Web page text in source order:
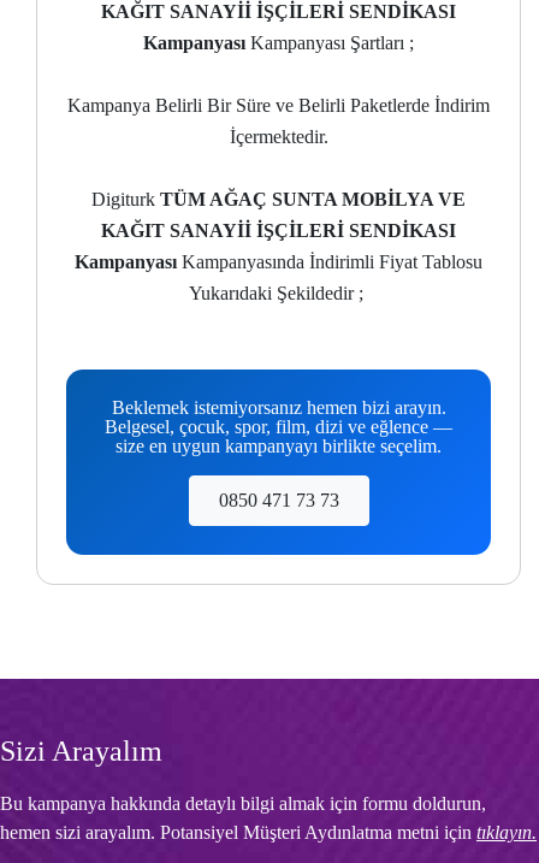
KAĞIT SANAYİİ İŞÇİLERİ SENDİKASI
Kampanyası Kampanyası Şartları ;
Kampanya Belirli Bir Süre ve Belirli Paketlerde İndirim
İçermektedir.
Digiturk TÜM AĞAÇ SUNTA MOBİLYA VE
KAĞIT SANAYİİ İŞÇİLERİ SENDİKASI
Kampanyası Kampanyasında İndirimli Fiyat Tablosu
Yukarıdaki Şekildedir ;
Beklemek istemiyorsanız hemen bizi arayın.
Belgesel, çocuk, spor, film, dizi ve eğlence —
size en uygun kampanyayı birlikte seçelim.
0850 471 73 73
Sizi Arayalım
Bu kampanya hakkında detaylı bilgi almak için formu doldurun,
hemen sizi arayalım. Potansiyel Müşteri Aydınlatma metni için tıklayın.